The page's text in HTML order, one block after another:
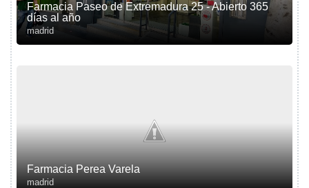
Farmacia Paseo de Extremadura 25 - Abierto 365
días al año
madrid
Farmacia Perea Varela
madrid